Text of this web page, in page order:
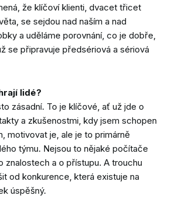
že klíčoví klienti, dvacet třicet
se sejdou nad naším a nad
a uděláme porovnání, co je dobře,
se připravuje předsériová a sériová
lidé?
zásadní. To je klíčové, ať už jde o
a zkušenostmi, kdy jsem schopen
motivovat je, ale je to primárně
týmu. Nejsou to nějaké počítače
znalostech a o přístupu. A trouchu
od konkurence, která existuje na
úspěšný.